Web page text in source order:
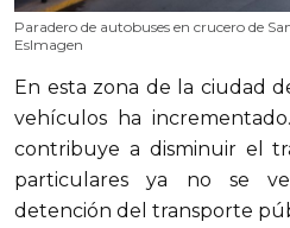
Paradero de autobuses en crucero de
EsImagen
En esta zona de la ciudad
vehículos ha
contribuye a disminuir el
particulares ya no se
detención del transporte